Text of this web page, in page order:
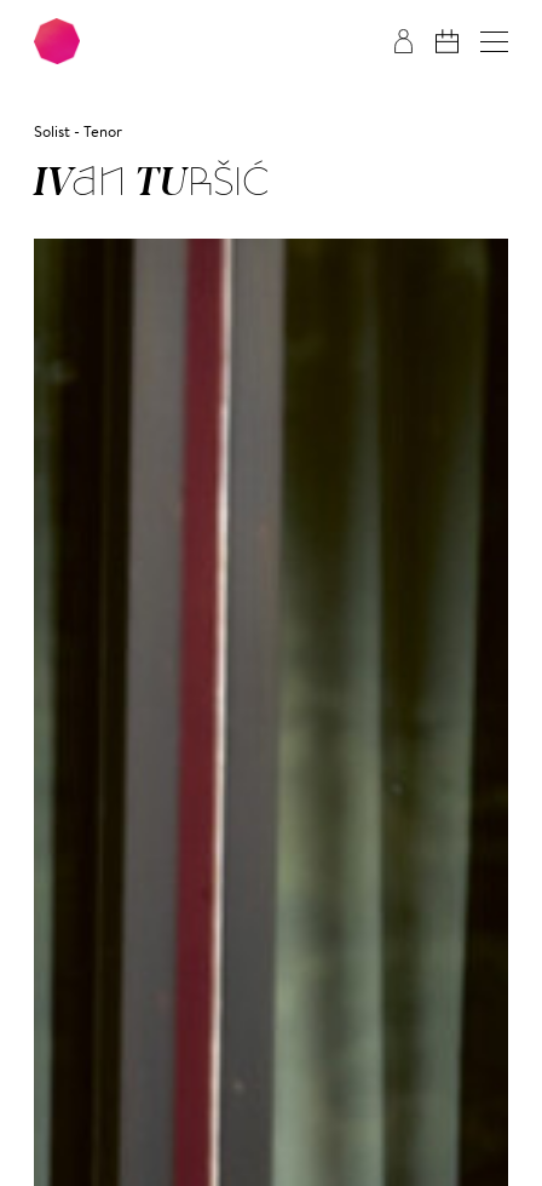
Zum Hauptinhalt springen Zum Footer springen
Solist - Tenor
IV­AN TUR­ŠIĆ